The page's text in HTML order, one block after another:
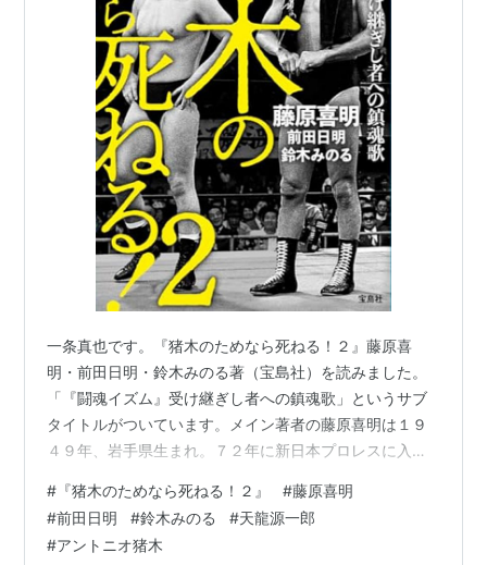
一条真也です。『猪木のためなら死ねる！２』藤原喜
明・前田日明・鈴木みのる著（宝島社）を読みました。
「『闘魂イズム』受け継ぎし者への鎮魂歌」というサブ
タイトルがついています。メイン著者の藤原喜明は１９
４９年、岩手県生まれ。７２年に新日本プロレスに入
技の鬼”と呼ばれる。８４年に“テロリスト”としてブレイ
ク。同年７月に第一次ＵＷＦに移籍し、スーパー・タイ
ガー（佐山聡）や前田日明らとＵＷＦスタイルのプロレ
# 『猪木のためなら死ねる！２』 #藤原喜明
#前田日明 #鈴木みのる #天龍源一郎
#アントニオ猪木